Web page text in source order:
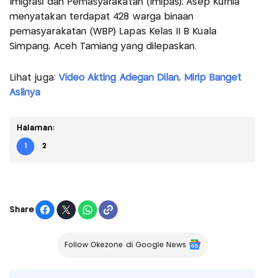
Imigrasi dan Pemasyarakatan (Imipas), Asep Kurnia
menyatakan terdapat 428 warga binaan
pemasyarakatan (WBP) Lapas Kelas II B Kuala
Simpang, Aceh Tamiang yang dilepaskan.
Lihat juga: Video Akting Adegan Dilan, Mirip Banget
Aslinya
Halaman:
1 2
Share
Follow Okezone di Google News